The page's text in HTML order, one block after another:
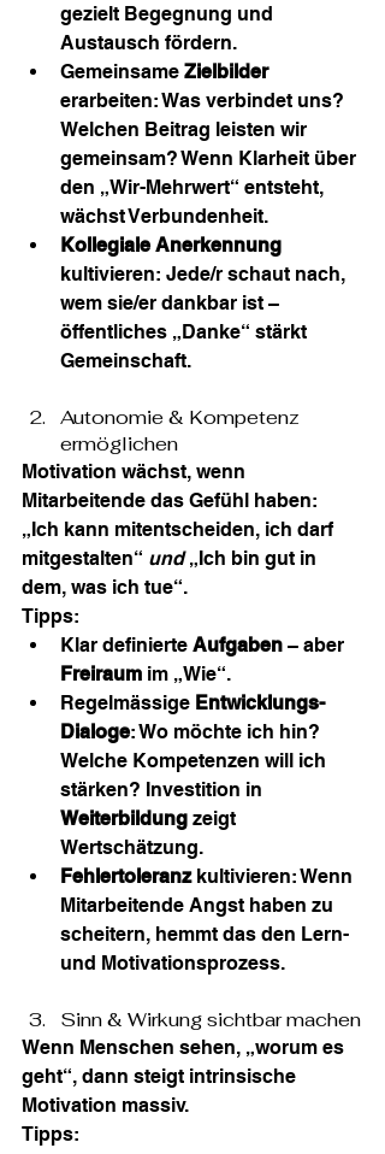
gezielt Begegnung und
Austausch fördern.
Gemeinsame Zielbilder
erarbeiten: Was verbindet uns?
Welchen Beitrag leisten wir
gemeinsam? Wenn Klarheit über
den „Wir-Mehrwert“ entsteht,
wächst Verbundenheit.
Kollegiale Anerkennung
kultivieren: Jede/r schaut nach,
wem sie/er dankbar ist –
öffentliches „Danke“ stärkt
Gemeinschaft.
Autonomie & Kompetenz
ermöglichen
Motivation wächst, wenn
Mitarbeitende das Gefühl haben:
„Ich kann mitentscheiden, ich darf
mitgestalten“ und „Ich bin gut in
dem, was ich tue“.
Tipps:
Klar definierte Aufgaben – aber
Freiraum im „Wie“.
Regelmässige Entwicklungs-
Dialoge: Wo möchte ich hin?
Welche Kompetenzen will ich
stärken? Investition in
Weiterbildung zeigt
Wertschätzung.
Fehlertoleranz kultivieren: Wenn
Mitarbeitende Angst haben zu
scheitern, hemmt das den Lern-
und Motivationsprozess.
Sinn & Wirkung sichtbar machen
Wenn Menschen sehen, „worum es
geht“, dann steigt intrinsische
Motivation massiv.
Tipps: